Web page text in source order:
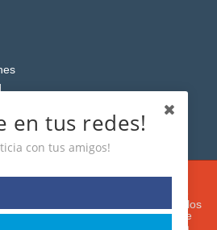
y publicitarias (propias y de
y personalizar el contenido y los
de acuerdo con su navegación e
mejorar su experiencia. Si presiona
en tus redes!
con tus amigos!